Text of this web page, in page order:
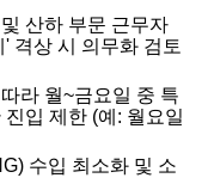
산하 부문 근무자
격상 시 의무화 검토
라 월~금요일 중 특
입 제한 (예: 월요일
수입 최소화 및 소